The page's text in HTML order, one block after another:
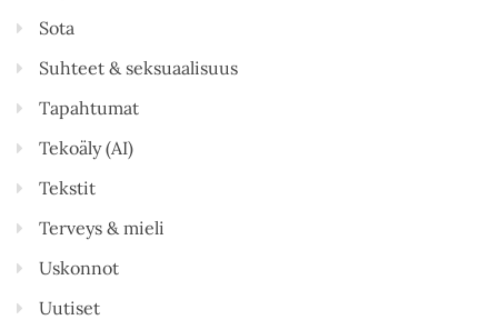
Sota
Suhteet & seksuaalisuus
Tapahtumat
Tekoäly (AI)
Tekstit
Terveys & mieli
Uskonnot
Uutiset